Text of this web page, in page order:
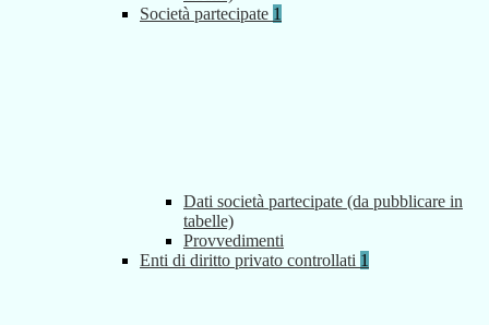
Società partecipate 1
Dati società partecipate (da pubblicare in
tabelle)
Provvedimenti
Enti di diritto privato controllati 1